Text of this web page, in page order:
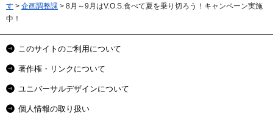
す > 企画調整課 > 8月～9月はV.O.S.食べて夏を乗り切ろう！キャンペーン実施
中！
このサイトのご利用について
著作権・リンクについて
ユニバーサルデザインについて
個人情報の取り扱い